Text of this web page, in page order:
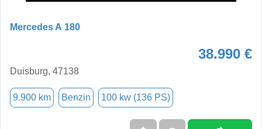
Mercedes A 180
38.990 €
Duisburg, 47138
9.900 km Benzin 100 kw (136 PS)